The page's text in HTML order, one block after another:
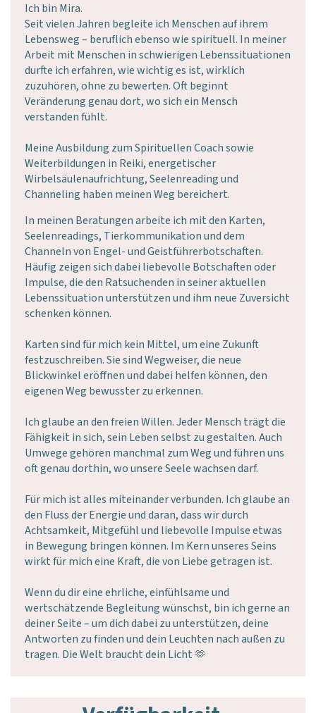
Ich bin Mira.
Seit vielen Jahren begleite ich Menschen auf ihrem
Lebensweg – beruflich ebenso wie spirituell. In meiner
Arbeit mit Menschen in schwierigen Lebenssituationen
durfte ich erfahren, wie wichtig es ist, wirklich
zuzuhören, ohne zu bewerten. Oft beginnt
Veränderung genau dort, wo sich ein Mensch
verstanden fühlt.
Meine Ausbildung zum Spirituellen Coach sowie
Weiterbildungen in Reiki, energetischer
Wirbelsäulenaufrichtung, Seelenreading und
Channeling haben meinen Weg bereichert.
In meinen Beratungen arbeite ich mit den Karten,
Seelenreadings, Tierkommunikation und dem
Channeln von Engel- und Geistführerbotschaften.
Häufig zeigen sich dabei liebevolle Botschaften oder
Impulse, die den Ratsuchenden in seiner aktuellen
Lebenssituation unterstützen und ihm neue Zuversicht
schenken können.
Karten sind für mich kein Mittel, um eine Zukunft
festzuschreiben. Sie sind Wegweiser, die neue
Blickwinkel eröffnen und dabei helfen können, den
eigenen Weg bewusster zu erkennen.
Ich glaube an den freien Willen. Jeder Mensch trägt die
Fähigkeit in sich, sein Leben selbst zu gestalten. Auch
Umwege gehören manchmal zum Weg und führen uns
oft genau dorthin, wo unsere Seele wachsen darf.
Für mich ist alles miteinander verbunden. Ich glaube an
den Fluss der Energie und daran, dass wir durch
Achtsamkeit, Mitgefühl und liebevolle Impulse etwas
in Bewegung bringen können. Im Kern unseres Seins
wirkt für mich eine Kraft, die von Liebe getragen ist.
Wenn du dir eine ehrliche, einfühlsame und
wertschätzende Begleitung wünschst, bin ich gerne an
deiner Seite – um dich dabei zu unterstützen, deine
Antworten zu finden und dein Leuchten nach außen zu
tragen. Die Welt braucht dein Licht 🫶